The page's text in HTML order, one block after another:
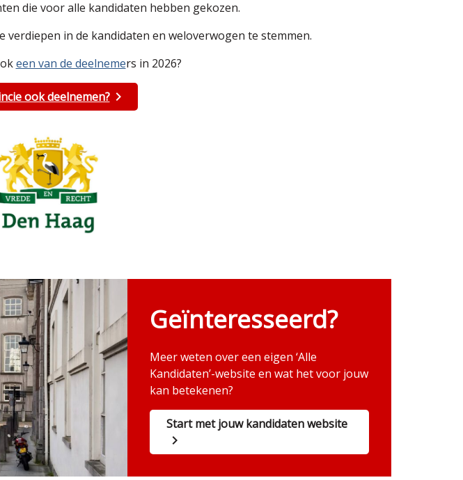
die voor alle kandidaten hebben gekozen.
verdiepen in de kandidaten en weloverwogen te stemmen.
een van de deelnemers in 2026?
ook deelnemen?
Geïnteresseerd?
Meer weten over een eigen ‘Alle
Kandidaten’-website en wat het voor jouw
kan betekenen?
Start met jouw kandidaten website